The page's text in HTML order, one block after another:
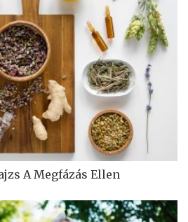
A Megfázás Ellen